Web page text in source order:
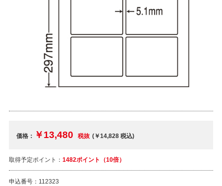
価格： ￥13,480 税抜 (￥14,828税込)
取得予定ポイント： 1482ポイント（10倍）
申込番号： 112323